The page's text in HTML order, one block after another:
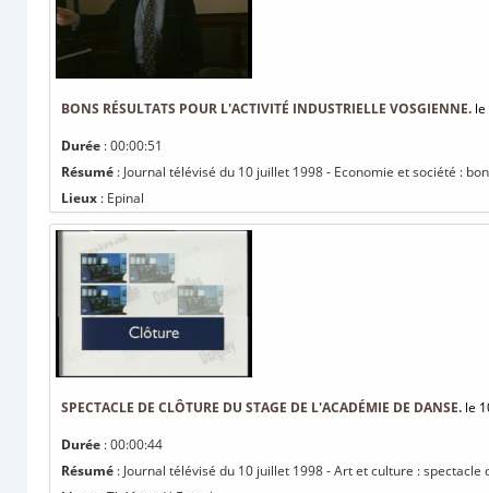
BONS RÉSULTATS POUR L'ACTIVITÉ INDUSTRIELLE VOSGIENNE.
Durée : 00:00:51
Résumé : Journal télévisé du 10 juillet 1998 - Economie et société :
Lieux : Epinal
SPECTACLE DE CLÔTURE DU STAGE DE L'ACADÉMIE DE DANSE. le
Durée : 00:00:44
Résumé : Journal télévisé du 10 juillet 1998 - Art et culture :